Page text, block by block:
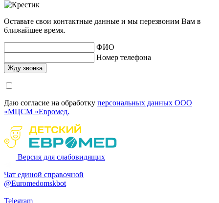
Оставьте свои контактные данные и мы перезвоним Вам в
ближайшее время.
ФИО
Номер телефона
Даю согласие на обработку персональных данных ООО
«МЦСМ «Евромед.
Версия для слабовидящих
Чат единой справочной
@Euromedomskbot
Telegram